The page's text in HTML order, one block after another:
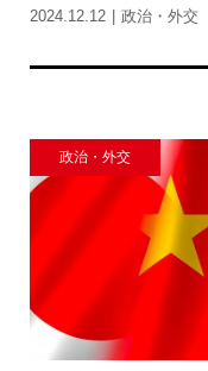
2024.12.12 政治・外交
政治・外交